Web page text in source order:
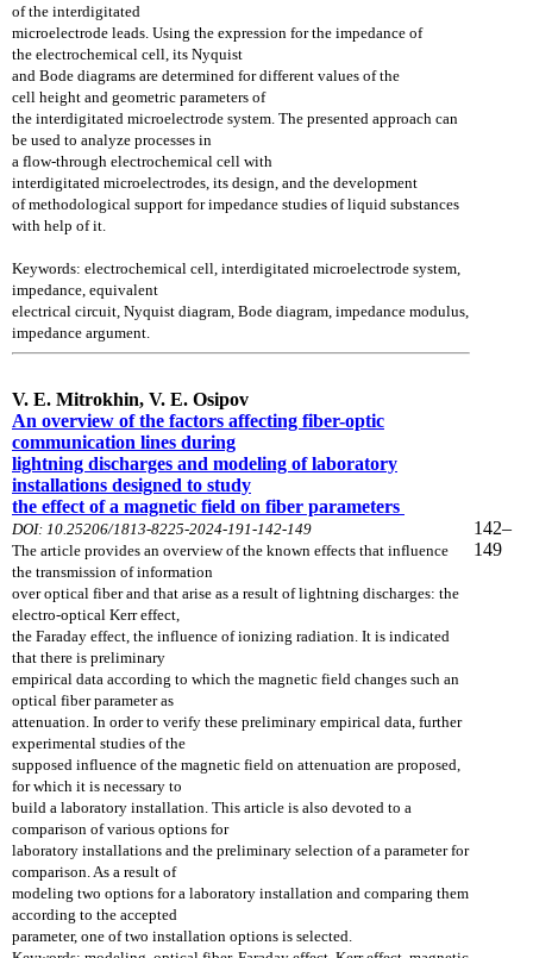
of the interdigitated
microelectrode leads. Using the expression for the impedance of
the electrochemical cell, its Nyquist
and Bode diagrams are determined for different values of the
cell height and geometric parameters of
the interdigitated microelectrode system. The presented approach can
be used to analyze processes in
a flow-through electrochemical cell with
interdigitated microelectrodes, its design, and the development
of methodological support for impedance studies of liquid substances
with help of it.
Keywords: electrochemical cell, interdigitated microelectrode system,
impedance, equivalent
electrical circuit, Nyquist diagram, Bode diagram, impedance modulus,
impedance argument.
V. E. Mitrokhin, V. E. Osipov
An overview of the factors affecting fiber-optic
communication lines during
lightning discharges and modeling of laboratory
installations designed to study
the effect of a magnetic field on fiber parameters
DOI: 10.25206/1813-8225-2024-191-142-149
The article provides an overview of the known effects that influence
the transmission of information
over optical fiber and that arise as a result of lightning discharges: the
electro-optical Kerr effect,
the Faraday effect, the influence of ionizing radiation. It is indicated
that there is preliminary
empirical data according to which the magnetic field changes such an
optical fiber parameter as
attenuation. In order to verify these preliminary empirical data, further
experimental studies of the
supposed influence of the magnetic field on attenuation are proposed,
for which it is necessary to
build a laboratory installation. This article is also devoted to a
comparison of various options for
laboratory installations and the preliminary selection of a parameter for
comparison. As a result of
modeling two options for a laboratory installation and comparing them
according to the accepted
parameter, one of two installation options is selected.
142–
149